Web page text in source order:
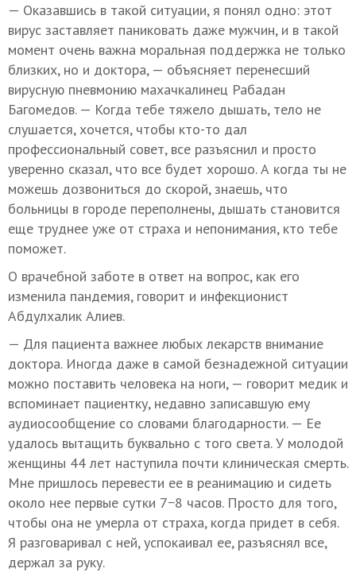
— Оказавшись в такой ситуации, я понял одно: этот
вирус заставляет паниковать даже мужчин, и в такой
момент очень важна моральная поддержка не только
близких, но и доктора, — объясняет перенесший
вирусную пневмонию махачкалинец Рабадан
Багомедов. — Когда тебе тяжело дышать, тело не
слушается, хочется, чтобы кто-то дал
профессиональный совет, все разъяснил и просто
уверенно сказал, что все будет хорошо. А когда ты не
можешь дозвониться до скорой, знаешь, что
больницы в городе переполнены, дышать становится
еще труднее уже от страха и непонимания, кто тебе
поможет.
О врачебной заботе в ответ на вопрос, как его
изменила пандемия, говорит и инфекционист
Абдулхалик Алиев.
— Для пациента важнее любых лекарств внимание
доктора. Иногда даже в самой безнадежной ситуации
можно поставить человека на ноги, — говорит медик и
вспоминает пациентку, недавно записавшую ему
аудиосообщение со словами благодарности. — Ее
удалось вытащить буквально с того света. У молодой
женщины 44 лет наступила почти клиническая смерть.
Мне пришлось перевести ее в реанимацию и сидеть
около нее первые сутки 7−8 часов. Просто для того,
чтобы она не умерла от страха, когда придет в себя.
Я разговаривал с ней, успокаивал ее, разъяснял все,
держал за руку.